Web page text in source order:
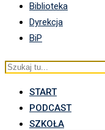
Biblioteka
Dyrekcja
BiP
START
PODCAST
SZKOŁA